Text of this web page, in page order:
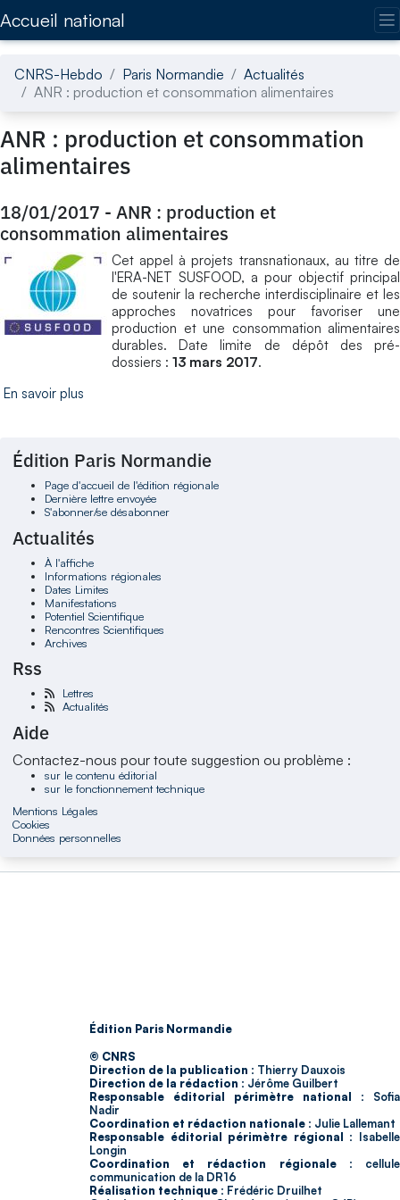
Accueil national
CNRS-Hebdo Paris Normandie
Actualités
ANR : production et consommation alimentaires
ANR : production et consommation
alimentaires
18/01/2017 - ANR : production et
consommation alimentaires
Cet appel à projets transnationaux, au titre de
l'ERA-NET SUSFOOD, a pour objectif principal
de soutenir la recherche interdisciplinaire et les
approches novatrices pour favoriser une
production et une consommation alimentaires
durables. Date limite de dépôt des pré-
dossiers : 13 mars 2017.
En savoir plus
Édition Paris Normandie
Page d'accueil de l'édition régionale
Dernière lettre envoyée
S'abonner/se désabonner
Actualités
À l'affiche
Informations régionales
Dates Limites
Manifestations
Potentiel Scientifique
Rencontres Scientifiques
Archives
Rss
Lettres
Actualités
Aide
Contactez-nous pour toute suggestion ou problème :
sur le contenu éditorial
sur le fonctionnement technique
Mentions Légales
Cookies
Données personnelles
Édition Paris Normandie
© CNRS
Direction de la publication : Thierry Dauxois
Direction de la rédaction : Jérôme Guilbert
Responsable éditorial périmètre national : Sofia
Nadir
Coordination et rédaction nationale : Julie Lallemant
Responsable éditorial périmètre régional : Isabelle
Longin
Coordination et rédaction régionale : cellule
communication de la DR16
Réalisation technique : Frédéric Druilhet